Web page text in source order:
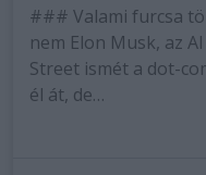
### Valami furcsa
nem Elon Musk, az
Street ismét a dot-
él át, de…